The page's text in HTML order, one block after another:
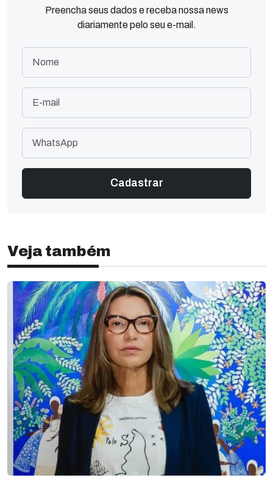
Preencha seus dados e receba nossa news
diariamente pelo seu e-mail.
Veja também